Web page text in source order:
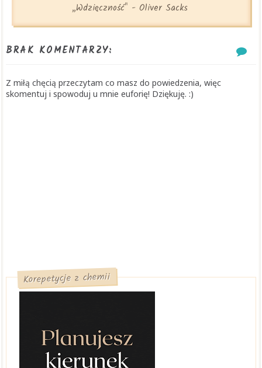
„Wdzięczność" - Oliver Sacks
BRAK KOMENTARZY:
Z miłą chęcią przeczytam co masz do powiedzenia, więc
skomentuj i spowoduj u mnie euforię! Dziękuję. :)
Korepetycje z chemii